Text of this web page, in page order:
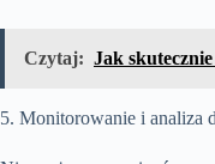
Czytaj: Jak
5. Monitorowanie i analiza